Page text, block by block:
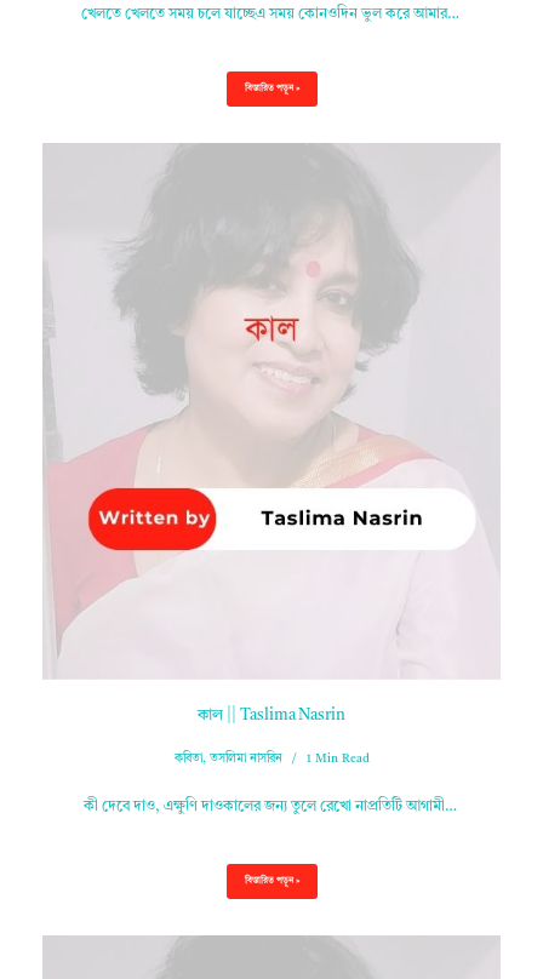
খেলতে খেলতে সময় চলে যাচ্ছেএ সময় কোনওদিন ভুল করে আমার…
বিস্তারিত পড়ুন »
কাল || Taslima Nasrin
কবিতা,তসলিমা নাসরিন 1 Min Read
কী দেবে দাও, এক্ষুণি দাওকালের জন্য তুলে রেখো নাপ্রতিটি আগামী…
বিস্তারিত পড়ুন »